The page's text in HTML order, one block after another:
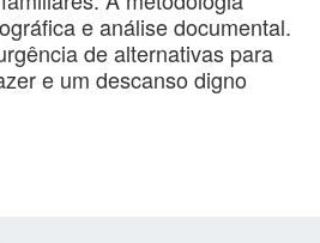
e análise documental.
de alternativas para
e um descanso digno